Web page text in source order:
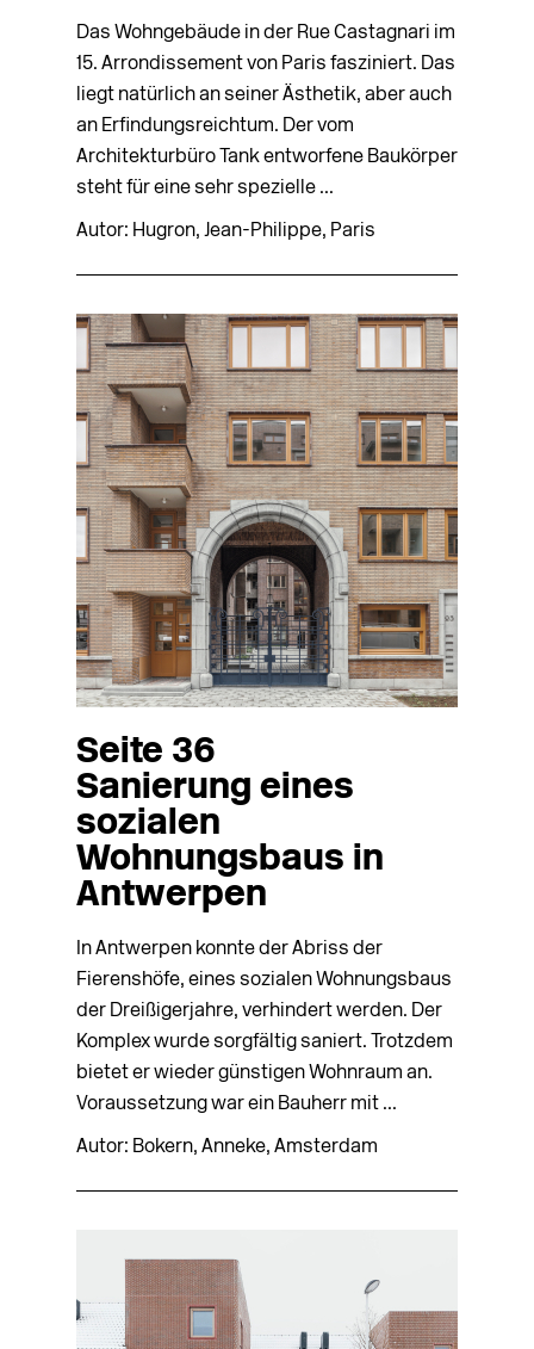
Das Wohngebäude in der Rue Castagnari im
15. Arrondissement von Paris fasziniert. Das
liegt natürlich an seiner Ästhetik, aber auch
an Erfindungsreichtum. Der vom
Architekturbüro Tank entworfene Baukörper
steht für eine sehr spezielle ...
Autor: Hugron, Jean-Philippe, Paris
Seite 36
Sanierung eines
sozialen
Wohnungsbaus in
Antwerpen
In Antwerpen konnte der Abriss der
Fierenshöfe, eines sozialen Wohnungsbaus
der Dreißigerjahre, verhindert werden. Der
Komplex wurde sorgfältig saniert. Trotzdem
bietet er wieder günstigen Wohnraum an.
Voraussetzung war ein Bauherr mit ...
Autor: Bokern, Anneke, Amsterdam